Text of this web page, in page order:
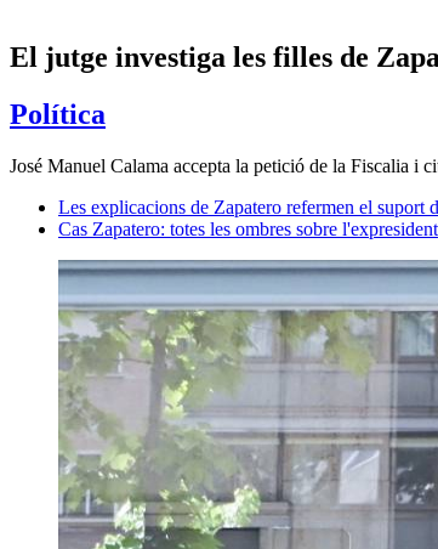
El jutge investiga les filles de
Política
José Manuel Calama accepta la petició de la Fiscalia i
Les explicacions de Zapatero refermen el suport
Cas Zapatero: totes les ombres sobre l'expresident